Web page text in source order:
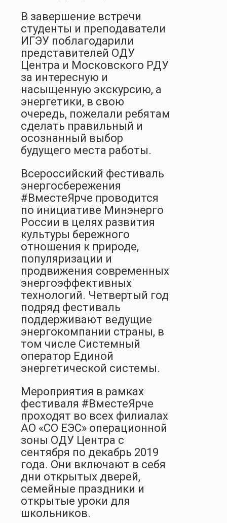
В завершение встречи
студенты и преподаватели
ИГЭУ поблагодарили
представителей ОДУ
Центра и Московского РДУ
за интересную и
насыщенную экскурсию, а
энергетики, в свою
очередь, пожелали ребятам
сделать правильный и
осознанный выбор
будущего места работы.
Всероссийский фестиваль
энергосбережения
#ВместеЯрче проводится
по инициативе Минэнерго
России в целях развития
культуры бережного
отношения к природе,
популяризации и
продвижения современных
энергоэффективных
технологий. Четвертый год
подряд фестиваль
поддерживают ведущие
энергокомпании страны, в
том числе Системный
оператор Единой
энергетической системы.
Мероприятия в рамках
фестиваля #ВместеЯрче
проходят во всех филиалах
АО «СО ЕЭС» операционной
зоны ОДУ Центра с
сентября по декабрь 2019
года. Они включают в себя
дни открытых дверей,
семейные праздники и
открытые уроки для
школьников.